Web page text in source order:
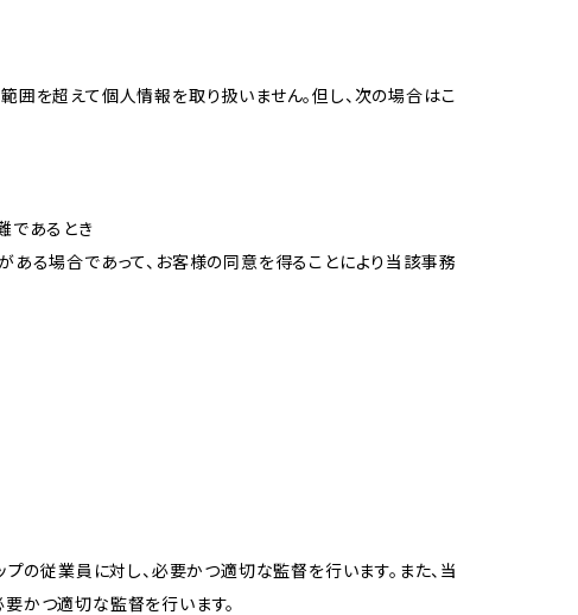
を超えて個人情報を取り扱いません。但し、次の場合はこ
であるとき
る場合であって、お客様の同意を得ることにより当該事務
の従業員に対し、必要かつ適切な監督を行います。また、当
かつ適切な監督を行います。